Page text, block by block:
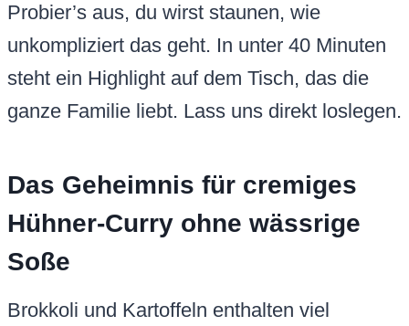
Probier’s aus, du wirst staunen, wie
unkompliziert das geht. In unter 40 Minuten
steht ein Highlight auf dem Tisch, das die
ganze Familie liebt. Lass uns direkt loslegen.
Das Geheimnis für cremiges
Hühner-Curry ohne wässrige
Soße
Brokkoli und Kartoffeln enthalten viel